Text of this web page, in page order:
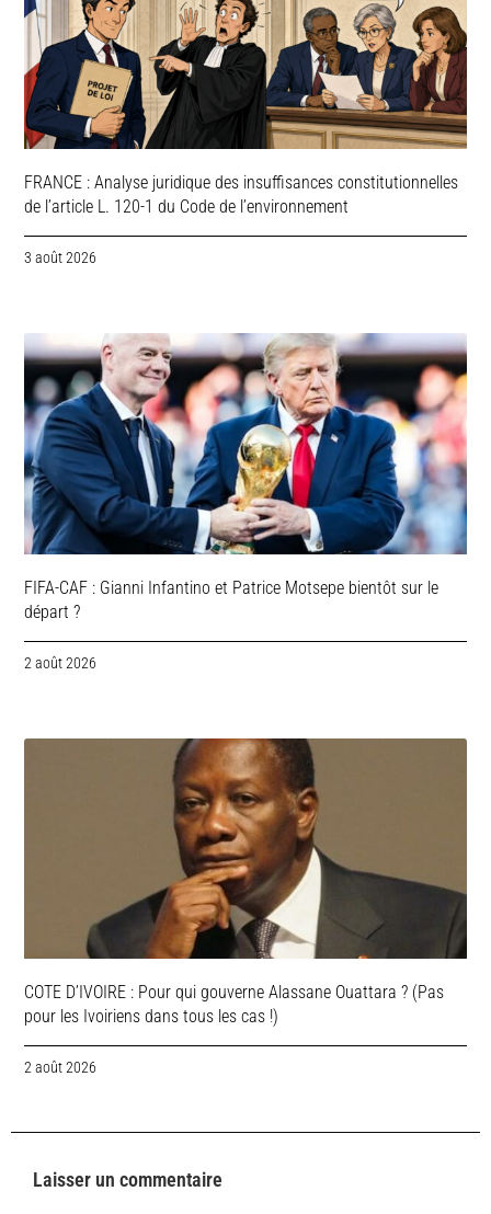
FRANCE : Analyse juridique des insuffisances constitutionnelles
de l’article L. 120-1 du Code de l’environnement
3 août 2026
FIFA-CAF : Gianni Infantino et Patrice Motsepe bientôt sur le
départ ?
2 août 2026
COTE D’IVOIRE : Pour qui gouverne Alassane Ouattara ? (Pas
pour les Ivoiriens dans tous les cas !)
2 août 2026
Laisser un commentaire